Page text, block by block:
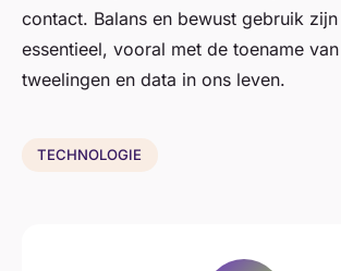
contact. Balans en bewust gebruik
essentieel, vooral met de toename
tweelingen en data in ons leven.
TECHNOLOGIE